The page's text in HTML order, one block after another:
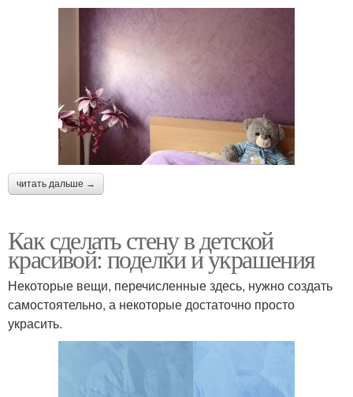
читать дальше →
Как сделать стену в детской
красивой: поделки и украшения
Некоторые вещи, перечисленные здесь, нужно создать
самостоятельно, а некоторые достаточно просто
украсить.